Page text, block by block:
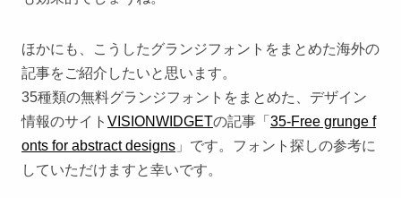
ほかにも、こうしたグランジフォントをまとめた海外の
記事をご紹介したいと思います。
35種類の無料グランジフォントをまとめた、デザイン
情報のサイト VISIONWIDGETの記事「 35-Free grunge f
onts for abstract designs 」です。フォント探しの参考に
していただけますと幸いです。